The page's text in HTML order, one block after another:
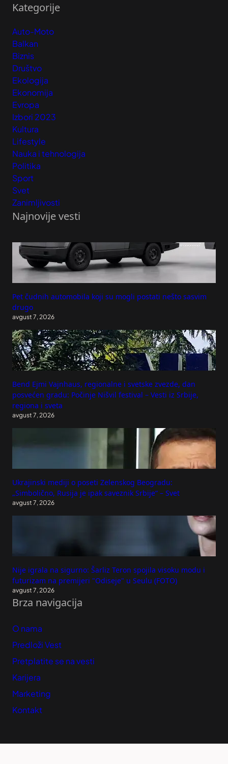
Kategorije
Auto-Moto
Balkan
Biznis
Društvo
Ekologija
Ekonomija
Evropa
Izbori 2023
Kultura
Lifestyle
Nauka i tehnologija
Politika
Sport
Svet
Zanimljivosti
Najnovije vesti
Pet čudnih automobila koji su mogli postati nešto sasvim
drugo
avgust 7, 2026
Bend Ejmi Vajnhaus, regionalne i svetske zvezde, dan
posvećen gradu: Počinje Nišvil festival – Vesti iz Srbije,
regiona i sveta
avgust 7, 2026
Ukrajinski mediji o poseti Zelenskog Beogradu:
„Simbolično, Rusija je ipak saveznik Srbije“ – Svet
avgust 7, 2026
Nije igrala na sigurno: Šarliz Teron spojila visoku modu i
futurizam na premijeri "Odiseje" u Seulu (FOTO)
avgust 7, 2026
Brza navigacija
O nama
Predloži Vest
Pretplatite se na vesti
Karijera
Marketing
Kontakt